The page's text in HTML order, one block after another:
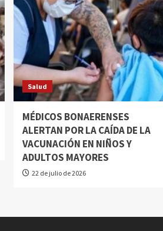
Salud
MÉDICOS BONAERENSES
ALERTAN POR LA CAÍDA DE LA
VACUNACIÓN EN NIÑOS Y
ADULTOS MAYORES
22 de julio de 2026